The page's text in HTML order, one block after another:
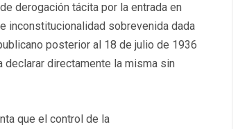
derogación tácita por la entrada en
inconstitucionalidad sobrevenida dada
posterior al 18 de julio de 1936
directamente la misma sin
que el control de la